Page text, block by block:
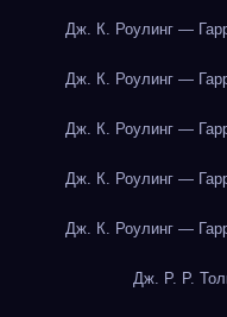
Дж. К. Роулинг —
Дж. К. Роулинг —
Дж. К. Роулинг —
Дж. К. Роулинг —
Дж. К. Роулинг —
Дж. Р. Р.